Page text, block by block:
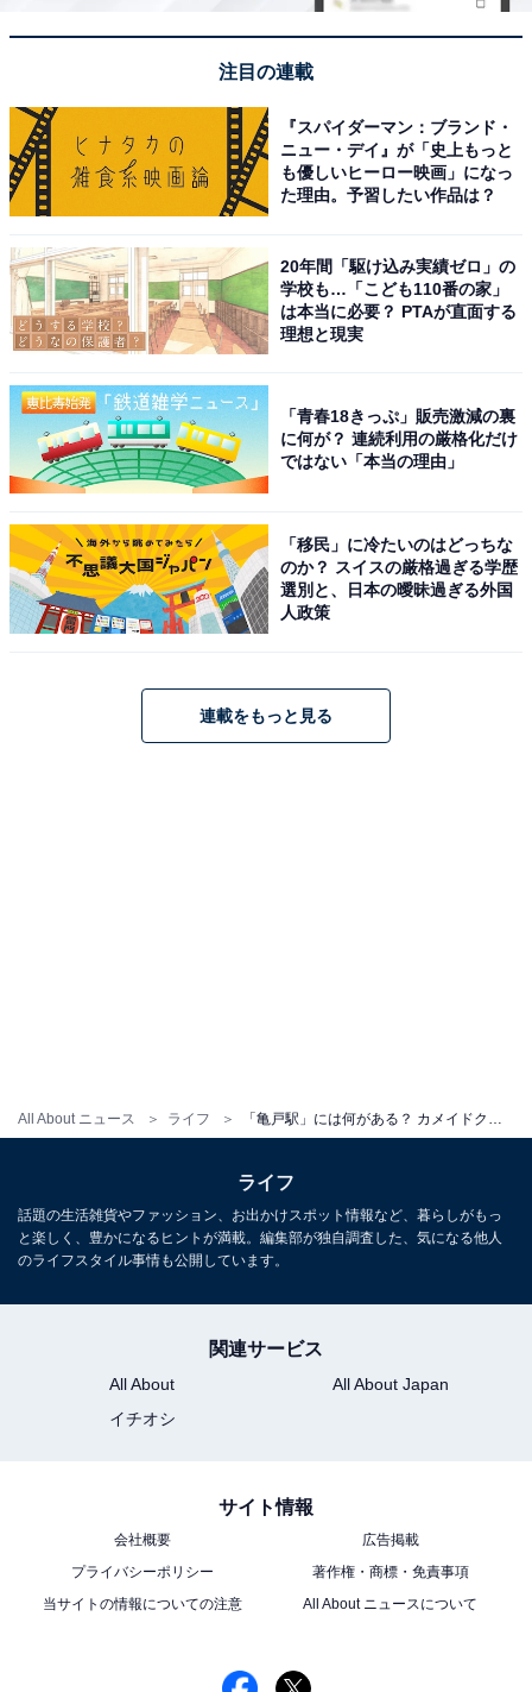
All About ニュース ライフ
赤茶色の外壁が目立つアトレ
この亀戸駅に直結する商業施設「アトレ亀戸」は2024年
に増床リニューアルしたばかり。ガラス窓を広く取った
開放的なデザインになっています。フロアは地下1～8階
とかなりの充実ぶり。「一風堂」「丸亀製麺」などの飲
食店やカフェ、ほかドラッグストアやショップがありま
す。
注目の連載
『スパイダーマン：ブランド・
ニュー・デイ』が「史上もっと
も優しいヒーロー映画」になっ
た理由。予習したい作品は？
20年間「駆け込み実績ゼロ」の
学校も…「こども110番の家」
は本当に必要？ PTAが直面する
理想と現実
「青春18きっぷ」販売激減の裏
に何が？ 連続利用の厳格化だけ
ではない「本当の理由」
「移民」に冷たいのはどっちな
のか？ スイスの厳格過ぎる学歴
選別と、日本の曖昧過ぎる外国
人政策
連載をもっと見る
ライフ
話題の生活雑貨やファッション、お出かけスポット情報など、暮らしがもっ
と楽しく、豊かになるヒントが満載。編集部が独自調査した、気になる他人
のライフスタイル事情も公開しています。
関連サービス
All About
All About Japan
イチオシ
サイト情報
会社概要
広告掲載
プライバシーポリシー
著作権・商標・免責事項
当サイトの情報についての注意
All About ニュースについて